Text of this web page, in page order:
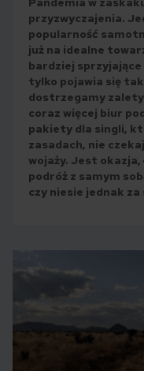
przyzwyczajenia.
popularność
już na idealne
bardziej sprzyjające
tylko pojawia się
dostrzegamy
coraz więcej biur
pakiety dla singli,
zasadach, nie
wojaży. Jest okazja,
podróż z samym
czy niesie jednak za